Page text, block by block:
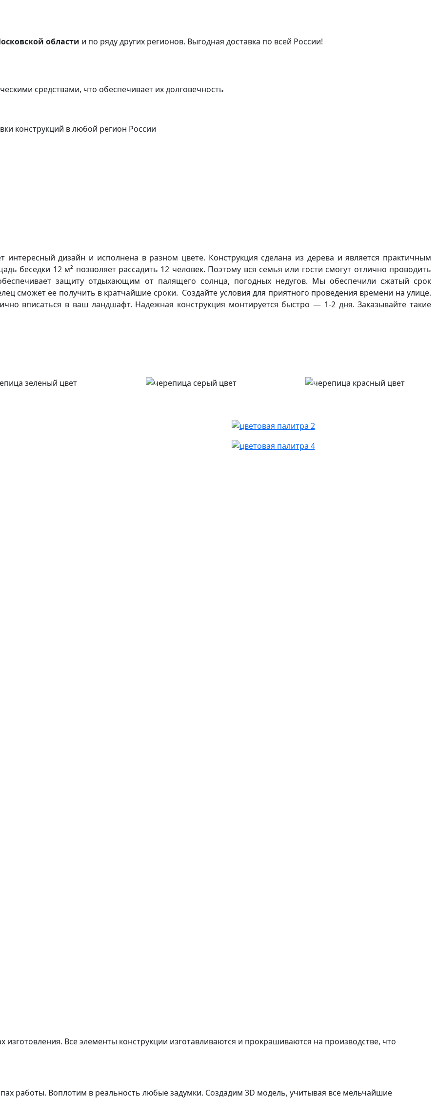
области и по ряду других регионов. Выгодная доставка по всей России!
средствами, что обеспечивает их долговечность
конструкций в любой регион России
дизайн и исполнена в разном цвете. Конструкция сделана из дерева и является практичным
беседки 12 м² позволяет рассадить 12 человек. Поэтому вся семья или гости смогут отлично проводить
защиту отдыхающим от палящего солнца, погодных недугов. Мы обеспечили сжатый срок
сможет ее получить в кратчайшие сроки. Создайте условия для приятного проведения времени на улице.
вписаться в ваш ландшафт. Надежная конструкция монтируется быстро — 1-2 дня. Заказывайте такие
изготовления. Все элементы конструкции изготавливаются и прокрашиваются на производстве, что
работы. Воплотим в реальность любые задумки. Создадим 3D модель, учитывая все мельчайшие